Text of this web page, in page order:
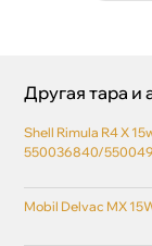
Другая тара и
Shell Rimula R4 X
550036840/
Mobil Delvac MX